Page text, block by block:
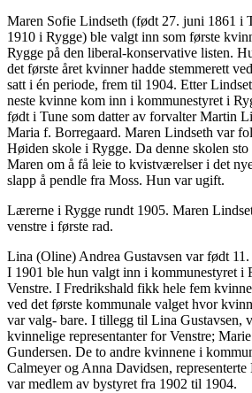
Maren Sofie Lindseth (født 27. juni 1861 i
1910 i Rygge) ble valgt inn som første
Rygge på den liberal-konservative listen.
det første året kvinner hadde stemmerett
satt i én periode, frem til 1904. Etter
neste kvinne kom inn i kommunestyret i
født i Tune som datter av forvalter Martin
Maria f. Borregaard. Maren Lindseth var
Høiden skole i Rygge. Da denne skolen
Maren om å få leie to kvistværelser i det
slapp å pendle fra Moss. Hun var ugift.
Lærerne i Rygge rundt 1905. Maren
venstre i første rad.
Lina (Oline) Andrea Gustavsen var født
I 1901 ble hun valgt inn i kommunestyret i
Venstre. I Fredrikshald fikk hele fem
ved det første kommunale valget hvor
var valg- bare. I tillegg til Lina Gustavsen,
kvinnelige representanter for Venstre;
Gundersen. De to andre kvinnene i
Calmeyer og Anna Davidsen,
var medlem av bystyret fra 1902 til 1904.